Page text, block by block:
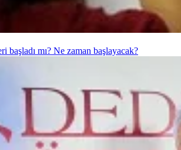
başladı mı? Ne zaman başlayacak?